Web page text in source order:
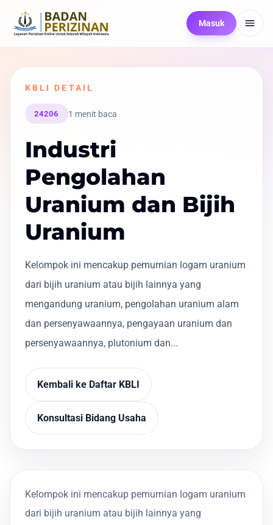
Masuk
KBLI DETAIL
24206 1 menit baca
Industri
Pengolahan
Uranium dan Bijih
Uranium
Kelompok ini mencakup pemurnian logam uranium
dari bijih uranium atau bijih lainnya yang
mengandung uranium, pengolahan uranium alam
dan persenyawaannya, pengayaan uranium dan
persenyawaannya, plutonium dan...
Kembali ke Daftar KBLI
Konsultasi Bidang Usaha
Kelompok ini mencakup pemurnian logam uranium
dari bijih uranium atau bijih lainnya yang